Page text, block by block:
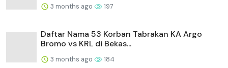
3 months ago 197
Daftar Nama 53 Korban Tabrakan KA Argo
Bromo vs KRL di Bekas...
3 months ago 184